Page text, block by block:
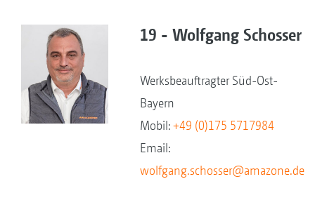
19 - Wolfgang Schosser
Werksbeauftragter Süd-Ost-
Bayern
Mobil:+49 (0)175 5717984
Email:
wolfgang.schosser@amazone.de